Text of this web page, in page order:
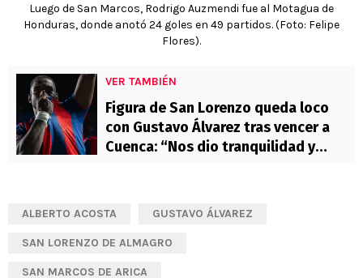
Luego de San Marcos, Rodrigo Auzmendi fue al Motagua de
Honduras, donde anotó 24 goles en 49 partidos. (Foto: Felipe
Flores).
VER TAMBIÉN
Figura de San Lorenzo queda loco
con Gustavo Álvarez tras vencer a
Cuenca: “Nos dio tranquilidad y
ALBERTO ACOSTA GUSTAVO ÁLVAREZ
SAN LORENZO DE ALMAGRO
SAN MARCOS DE ARICA